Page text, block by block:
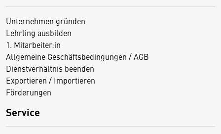
Unternehmen gründen
Lehrling ausbilden
1. Mitarbeiter:in
Allgemeine Geschäftsbedingungen / AGB
Dienstverhältnis beenden
Exportieren / Importieren
Förderungen
Service